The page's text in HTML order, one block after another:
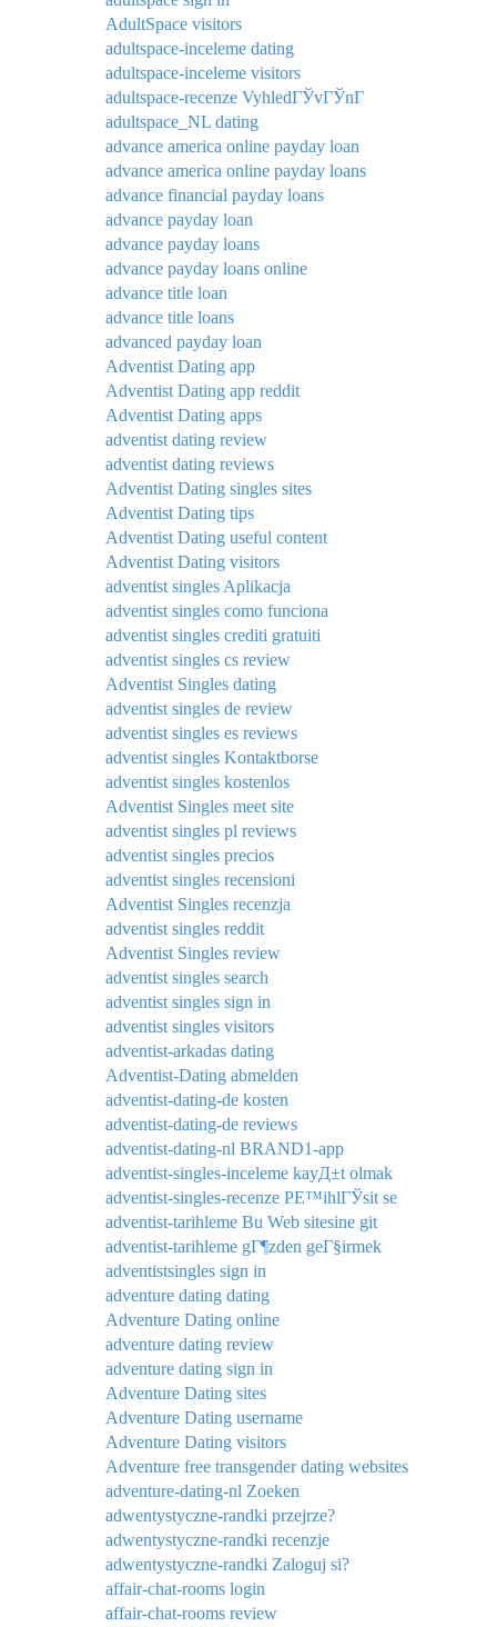
AdultSpace visitors
adultspace-inceleme dating
adultspace-inceleme visitors
adultspace-recenze VyhledГЎvГЎnГ­
adultspace_NL dating
advance america online payday loan
advance america online payday loans
advance financial payday loans
advance payday loan
advance payday loans
advance payday loans online
advance title loan
advance title loans
advanced payday loan
Adventist Dating app
Adventist Dating app reddit
Adventist Dating apps
adventist dating review
adventist dating reviews
Adventist Dating singles sites
Adventist Dating tips
Adventist Dating useful content
Adventist Dating visitors
adventist singles Aplikacja
adventist singles como funciona
adventist singles crediti gratuiti
adventist singles cs review
Adventist Singles dating
adventist singles de review
adventist singles es reviews
adventist singles Kontaktborse
adventist singles kostenlos
Adventist Singles meet site
adventist singles pl reviews
adventist singles precios
adventist singles recensioni
Adventist Singles recenzja
adventist singles reddit
Adventist Singles review
adventist singles search
adventist singles sign in
adventist singles visitors
adventist-arkadas dating
Adventist-Dating abmelden
adventist-dating-de kosten
adventist-dating-de reviews
adventist-dating-nl BRAND1-app
adventist-singles-inceleme kayД±t olmak
adventist-singles-recenze PЕ™ihlГЎsit se
adventist-tarihleme Bu Web sitesine git
adventist-tarihleme gГ¶zden geГ§irmek
adventistsingles sign in
adventure dating dating
Adventure Dating online
adventure dating review
adventure dating sign in
Adventure Dating sites
Adventure Dating username
Adventure Dating visitors
Adventure free transgender dating websites
adventure-dating-nl Zoeken
adwentystyczne-randki przejrze?
adwentystyczne-randki recenzje
adwentystyczne-randki Zaloguj si?
affair-chat-rooms login
affair-chat-rooms review